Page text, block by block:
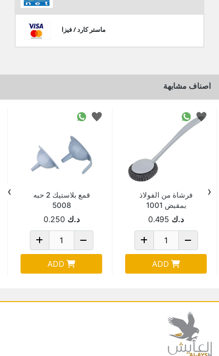
ماستر كارد / فيزا
اصناف مشابهة
فرشاة من الفولاذ
بمقبض 1001
د.ك 0.495
ADD
قمع بلاستيك 2 حبه
5008
د.ك 0.250
ADD
‹
›